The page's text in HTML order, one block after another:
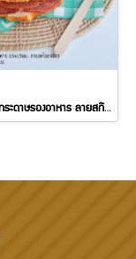
FE-D0-120 กระดาษรองอาหาร ลายสก๊อตเขียว 100 pcs